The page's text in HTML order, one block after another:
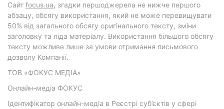
Cайт focus.ua, згадки першоджерела не нижче першого
абзацу, обсягу використання, який не може перевищувати
50% від загального обсягу оригінального тексту, зміни
заголовку та ліда матеріалу. Використання більшого обсягу
тексту можливе лише за умови отримання письмового
дозволу Компанії.
ТОВ «ФОКУС МЕДІА»
Онлайн-медіа ФОКУС
Ідентифікатор онлайн-медіа в Реєстрі суб’єктів у сфері